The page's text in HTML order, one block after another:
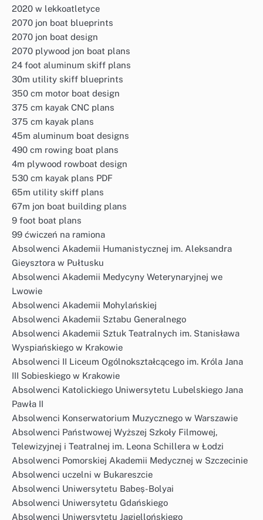
2020 w lekkoatletyce
2070 jon boat blueprints
2070 jon boat design
2070 plywood jon boat plans
24 foot aluminum skiff plans
30m utility skiff blueprints
350 cm motor boat design
375 cm kayak CNC plans
375 cm kayak plans
45m aluminum boat designs
490 cm rowing boat plans
4m plywood rowboat design
530 cm kayak plans PDF
65m utility skiff plans
67m jon boat building plans
9 foot boat plans
99 ćwiczeń na ramiona
Absolwenci Akademii Humanistycznej im. Aleksandra
Gieysztora w Pułtusku
Absolwenci Akademii Medycyny Weterynaryjnej we
Lwowie
Absolwenci Akademii Mohylańskiej
Absolwenci Akademii Sztabu Generalnego
Absolwenci Akademii Sztuk Teatralnych im. Stanisława
Wyspiańskiego w Krakowie
Absolwenci II Liceum Ogólnokształcącego im. Króla Jana
III Sobieskiego w Krakowie
Absolwenci Katolickiego Uniwersytetu Lubelskiego Jana
Pawła II
Absolwenci Konserwatorium Muzycznego w Warszawie
Absolwenci Państwowej Wyższej Szkoły Filmowej,
Telewizyjnej i Teatralnej im. Leona Schillera w Łodzi
Absolwenci Pomorskiej Akademii Medycznej w Szczecinie
Absolwenci uczelni w Bukareszcie
Absolwenci Uniwersytetu Babeș-Bolyai
Absolwenci Uniwersytetu Gdańskiego
Absolwenci Uniwersytetu Jagiellońskiego